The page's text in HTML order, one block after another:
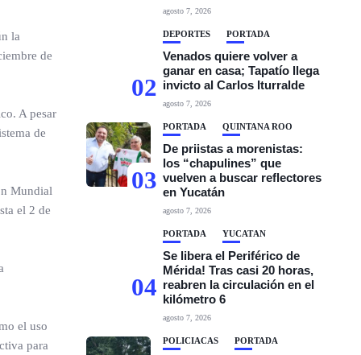
la
de
A pesar
de
Mundial
el 2 de
el uso
para
agosto 7, 2026
02
DEPORTES PORTADA
Venados quiere volver a
ganar en casa; Tapatío llega
invicto al Carlos Iturralde
agosto 7, 2026
03
PORTADA QUINTANA ROO
De priistas a morenistas:
los “chapulines” que
vuelven a buscar reflectores
en Yucatán
agosto 7, 2026
04
PORTADA YUCATÁN
Se libera el Periférico de
Mérida! Tras casi 20 horas,
reabren la circulación en el
kilómetro 6
agosto 7, 2026
POLICIACAS PORTADA